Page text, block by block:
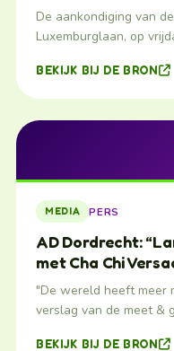
De aankondiging van
Luxemburglaan, op
BEKIJK BIJ DE BRON
MEDIA PERS
AD Dordrecht:
met Cha Chi
"De wereld heeft meer
verslag van de meet &
BEKIJK BIJ DE BRON